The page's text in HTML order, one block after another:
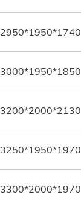
2950*1950*1740
3000*1950*1850
3200*2000*2130
3250*1950*1970
3300*2000*1970